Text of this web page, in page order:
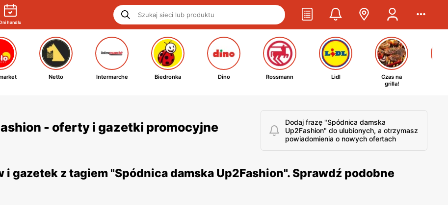
handlu
Netto Intermarche Biedronka Dino Rossmann Lidl
Czas na
grilla!
- oferty i gazetki promocyjne
Dodaj frazę "Spódnica damska
Up2Fashion" do ulubionych, a otrzymasz
powiadomienia o nowych ofertach
gazetek z tagiem "Spódnica damska Up2Fashion". Sprawdź podobne